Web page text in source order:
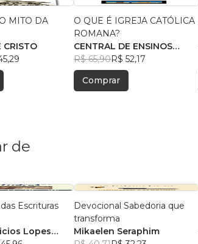
MITO DA
CRISTO
O QUE É IGREJA CATÓLICA
ROMANA?
CENTRAL DE ENSINOS
BÍBLICOS
R$ 65,90R$ 52,17
Comprar
de
Escrituras
Lopes
Devocional Sabedoria que
transforma
Mikaelen Seraphim